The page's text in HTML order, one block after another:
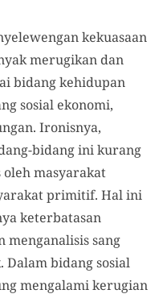
kekuasaan
merugikan dan
bidang kehidupan
sosial ekonomi,
Ironisnya,
bidang ini kurang
masyarakat
primitif. Hal ini
keterbatasan
menganalisis sang
Dalam bidang sosial
mengalami kerugian